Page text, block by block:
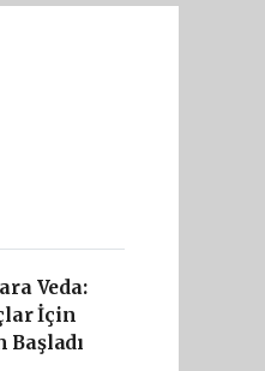
HAPİS
Veda:
İçin
Başladı